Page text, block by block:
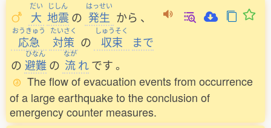
だい
大
じしん
地震 の
はっせい
発生 から 、
おうきゅう
応急
たいさく
対策 の
しゅうそく
収束
まで
の
ひなん
避難 の
なが
流れです。
The flow of evacuation events from occurrence
of a large earthquake to the conclusion of
emergency counter measures.